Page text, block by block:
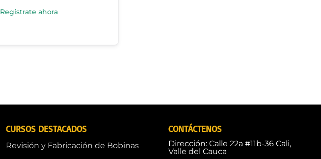
Regístrate ahora
CURSOS DESTACADOS
Revisión y Fabricación de Bobinas
CONTÁCTENOS
Dirección: Calle 22a #11b-36 Cali,
Valle del Cauca